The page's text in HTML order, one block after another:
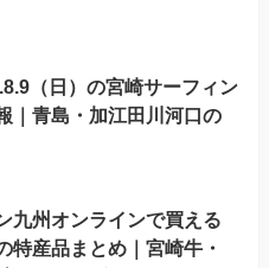
（日）の宮崎サーフィン
｜青島・加江田川河口の
九州オンラインで買える
特産品まとめ｜宮崎牛・